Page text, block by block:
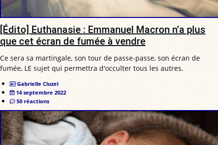
[Édito] Euthanasie : Emmanuel Macron n’a plus
que cet écran de fumée à vendre
Ce sera sa martingale, son tour de passe-passe, son écran de
fumée, LE sujet qui permettra d'occulter tous les autres.
Gabrielle Cluzel
14 septembre 2022
50 réactions